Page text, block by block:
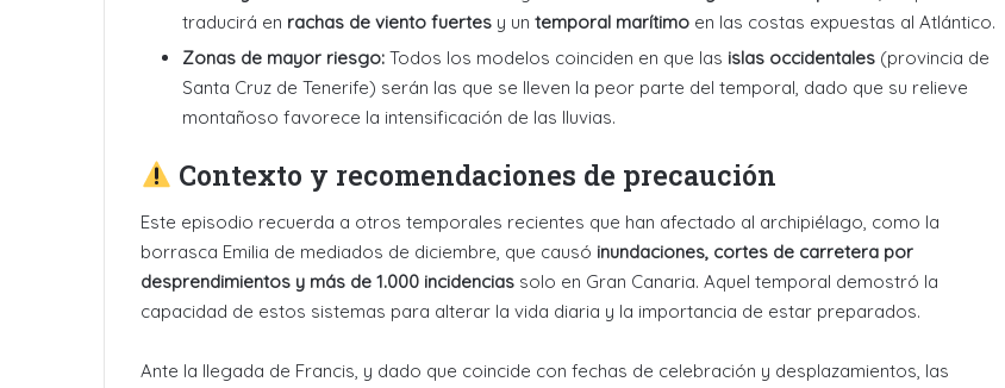
traducirá en rachas de viento fuertes y un temporal marítimo en las costas expuestas al Atlántico.
Zonas de mayor riesgo: Todos los modelos coinciden en que las islas occidentales (provincia de
Santa Cruz de Tenerife) serán las que se lleven la peor parte del temporal, dado que su relieve
montañoso favorece la intensificación de las lluvias.
Contexto y recomendaciones de precaución
Este episodio recuerda a otros temporales recientes que han afectado al archipiélago, como la
borrasca Emilia de mediados de diciembre, que causó inundaciones, cortes de carretera por
desprendimientos y más de 1.000 incidencias solo en Gran Canaria. Aquel temporal demostró la
capacidad de estos sistemas para alterar la vida diaria y la importancia de estar preparados.
Ante la llegada de Francis, y dado que coincide con fechas de celebración y desplazamientos, las